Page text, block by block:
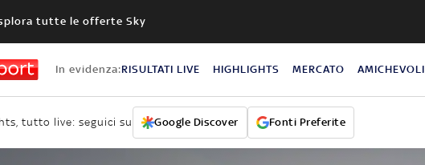
tutte le offerte Sky
In evidenza:RISULTATI LIVE HIGHLIGHTS MERCATO AMICHEVOLI
tutto live: seguici su Google Discover Fonti Preferite